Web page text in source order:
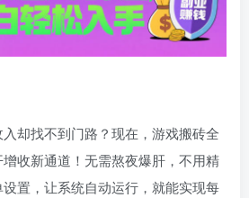
却找不到门路？现在，游戏搬砖全
收新通道！无需熬夜爆肝，不用精
置，让系统自动运行，就能实现每